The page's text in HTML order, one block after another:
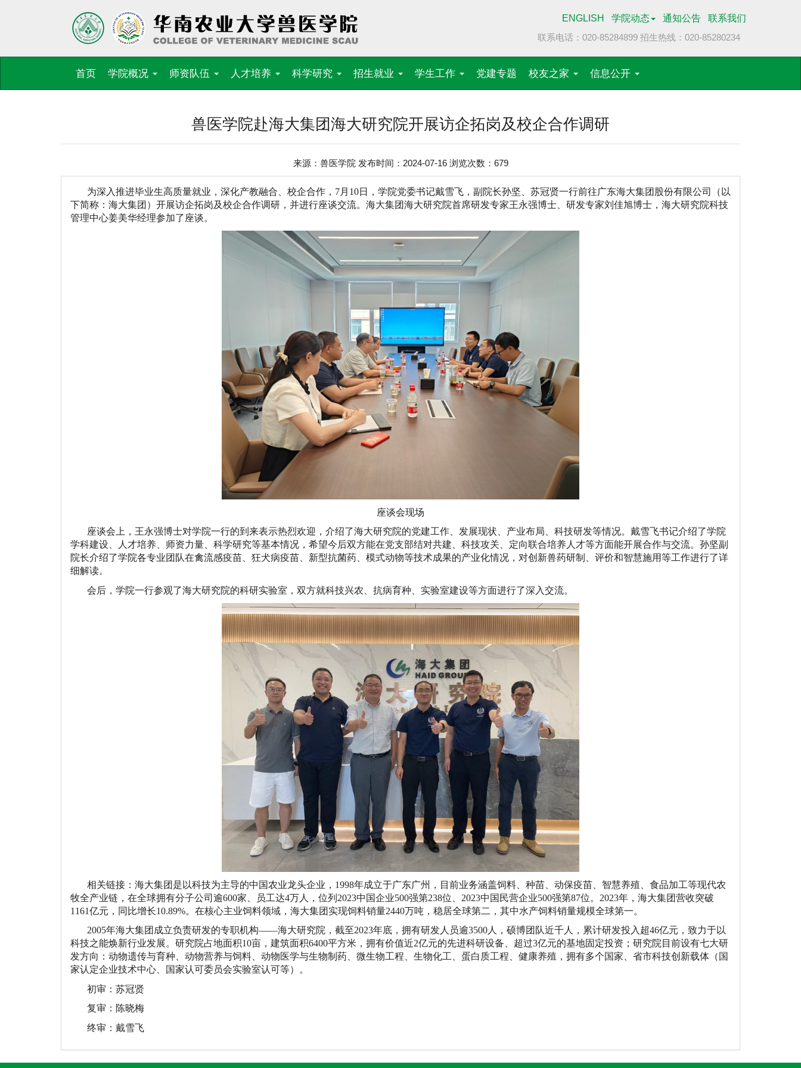
ENGLISH 学院动态 通知公告
联系我们
联系电话：020-85284899 招生热线：020-85280234
首页 学院概况 师资队伍 人才培养 科学研究 招生就业 学生工作 党建专题 校友之家 信息公开
兽医学院赴海大集团海大研究院开展访企拓岗及校企合作调研
来源：兽医学院 发布时间：2024-07-16 浏览次数： 679
为深入推进毕业生高质量就业，深化产教融合、校企合作， 7月 10日，学院党委书记戴雪飞，副院长孙坚、苏冠贤一行前往广东海大集团股份有限公司（以
下简称：海大集团）开展访企拓岗及校企合作调研，并进行座谈交流。海大集团海大研究院首席研发专家王永强博士、研发专家刘佳旭博士，海大研究院科技
管理中心姜美华经理参加了座谈。
座谈会现场
座谈会上，王永强博士对学院一行的到来表示热烈欢迎，介绍了海大研究院的党建工作、发展现状、产业布局、科技研发等情况。戴雪飞书记介绍了学院
学科建设、人才培养、师资力量、科学研究等基本情况，希望今后双方能在党支部结对共建、科技攻关、定向联合培养人才等方面能开展合作与交流。孙坚副
院长介绍了学院各专业团队在禽流感疫苗、狂犬病疫苗、新型抗菌药、模式动物等技术成果的产业化情况，对创新兽药研制、评价和智慧施用等工作进行了详
细解读。
会后，学院一行参观了海大研究院的科研实验室，双方就科技兴农、抗病育种、实验室建设等方面进行了深入交流。
相关链接：海大集团是以科技为主导的中国农业龙头企业， 1998年成立于广东广州，目前业务涵盖饲料、种苗、动保疫苗、智慧养殖、食品加工等现代农
牧全产业链，在全球拥有分子公司逾600家、员工达4万人，位列 2023中国企业500强第238位、 2023中国民营企业500强第87位。 2023年，海大集团营收突破
1161亿元，同比增长10.89%。在核心主业饲料领域，海大集团实现饲料销量2440万吨，稳居全球第二，其中水产饲料销量规模全球第一。
2005年海大集团成立负责研发的专职机构——海大研究院，截至2023年底，拥有研发人员逾3500人，硕博团队近千人，累计研发投入超46亿元，致力于以
科技之能焕新行业发展。研究院占地面积10亩，建筑面积6400平方米，拥有价值近2亿元的先进科研设备、超过3亿元的基地固定投资；研究院目前设有七大研
发方向：动物遗传与育种、动物营养与饲料、动物医学与生物制药、微生物工程、生物化工、蛋白质工程、健康养殖，拥有多个国家、省市科技创新载体（国
家认定企业技术中心、国家认可委员会实验室认可等）。
初审：苏冠贤
复审：陈晓梅
终审：戴雪飞